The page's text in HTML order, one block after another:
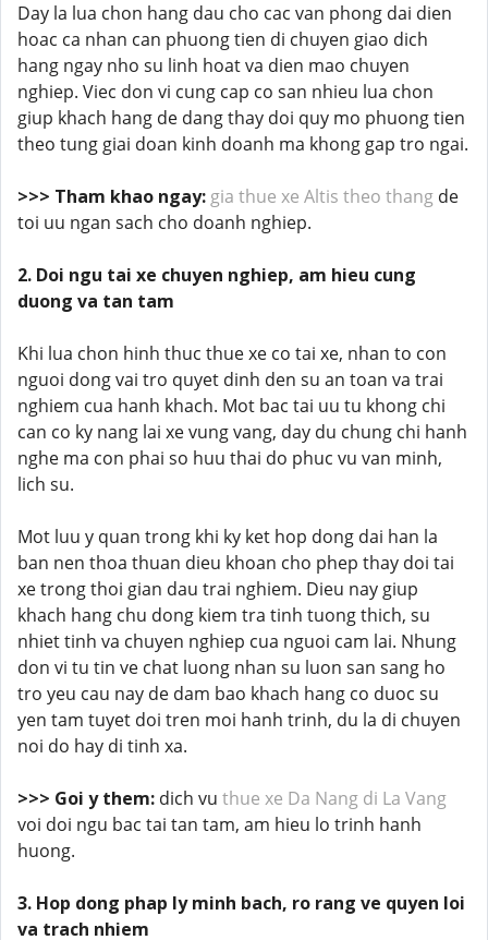
Day la lua chon hang dau cho cac van phong dai dien
hoac ca nhan can phuong tien di chuyen giao dich
hang ngay nho su linh hoat va dien mao chuyen
nghiep. Viec don vi cung cap co san nhieu lua chon
giup khach hang de dang thay doi quy mo phuong tien
theo tung giai doan kinh doanh ma khong gap tro ngai.
>>> Tham khao ngay: gia thue xe Altis theo thang de
toi uu ngan sach cho doanh nghiep.
2. Doi ngu tai xe chuyen nghiep, am hieu cung
duong va tan tam
Khi lua chon hinh thuc thue xe co tai xe, nhan to con
nguoi dong vai tro quyet dinh den su an toan va trai
nghiem cua hanh khach. Mot bac tai uu tu khong chi
can co ky nang lai xe vung vang, day du chung chi hanh
nghe ma con phai so huu thai do phuc vu van minh,
lich su.
Mot luu y quan trong khi ky ket hop dong dai han la
ban nen thoa thuan dieu khoan cho phep thay doi tai
xe trong thoi gian dau trai nghiem. Dieu nay giup
khach hang chu dong kiem tra tinh tuong thich, su
nhiet tinh va chuyen nghiep cua nguoi cam lai. Nhung
don vi tu tin ve chat luong nhan su luon san sang ho
tro yeu cau nay de dam bao khach hang co duoc su
yen tam tuyet doi tren moi hanh trinh, du la di chuyen
noi do hay di tinh xa.
>>> Goi y them: dich vu thue xe Da Nang di La Vang
voi doi ngu bac tai tan tam, am hieu lo trinh hanh
huong.
3. Hop dong phap ly minh bach, ro rang ve quyen loi
va trach nhiem